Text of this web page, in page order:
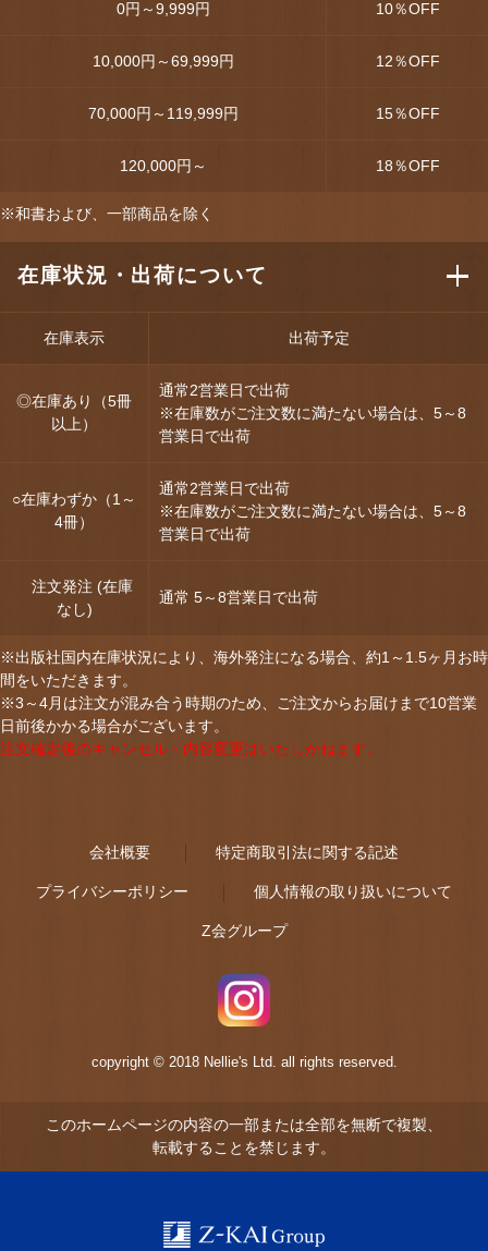
0円～9,999円 10％OFF
10,000円～69,999円 12％OFF
70,000円～119,999円 15％OFF
120,000円～ 18％OFF
※和書および、一部商品を除く
在庫状況・出荷について
在庫表示 出荷予定
◎在庫あり（5冊
以上）
通常2営業日で出荷
※在庫数がご注文数に満たない場合は、5～8
営業日で出荷
○在庫わずか（1～
4冊）
通常2営業日で出荷
※在庫数がご注文数に満たない場合は、5～8
営業日で出荷
注文発注 (在庫
なし)
通常 5～8営業日で出荷
※出版社国内在庫状況により、海外発注になる場合、約1～1.5ヶ月お時
間をいただきます。
※3～4月は注文が混み合う時期のため、ご注文からお届けまで10営業
日前後かかる場合がございます。
注文確定後のキャンセル・内容変更はいたしかねます。
会社概要 特定商取引法に関する記述
プライバシーポリシー 個人情報の取り扱いについて
Z会グループ
copyright © 2018 Nellie's Ltd. all rights reserved.
このホームページの内容の一部または全部を無断で複製、
転載することを禁じます。